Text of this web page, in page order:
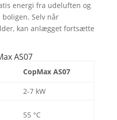
energi fra udeluften og
Selv når
kan anlægget fortsætte
AS07
CopMax AS07
2-7 kW
55 °C